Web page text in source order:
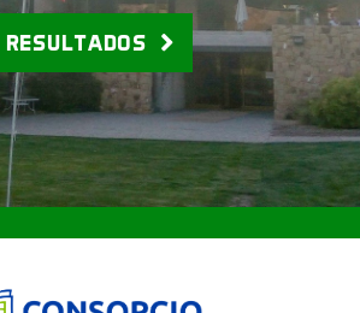
RESULTADOS